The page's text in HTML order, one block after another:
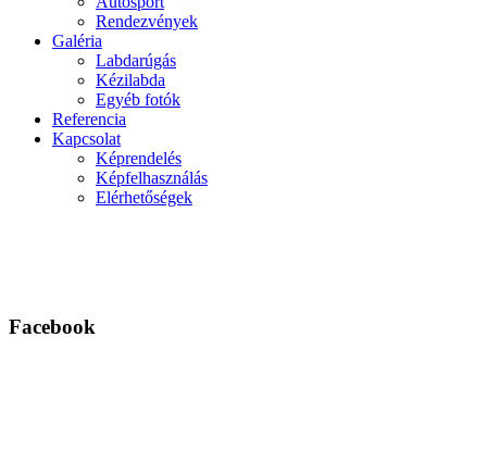
Rendezvények
Galéria
Labdarúgás
Kézilabda
Egyéb fotók
Referencia
Kapcsolat
Képrendelés
Képfelhasználás
Elérhetőségek
Facebook